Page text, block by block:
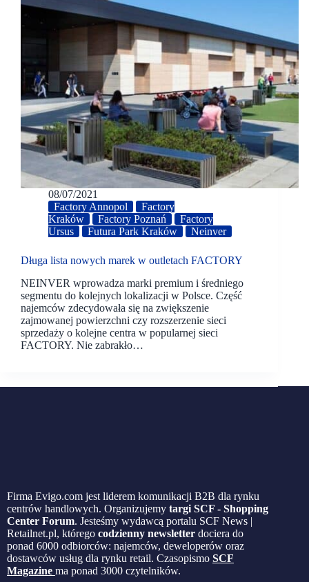
08/07/2021
Factory Annopol
Factory
Kraków
Factory Poznań
Factory
Ursus
Futura Park Kraków Neinver
Długa lista nowych marek w outletach FACTORY
NEINVER wprowadza marki premium i średniego
segmentu do kolejnych lokalizacji w Polsce. Część
najemców zdecydowała się na zwiększenie
zajmowanej powierzchni czy rozszerzenie sieci
sprzedaży o kolejne centra w popularnej sieci
FACTORY. Nie zabrakło…
Firma Evigo.com jest liderem komunikacji B2B dla rynku
centrów handlowych. Organizujemy targi SCF - Shopping
Center Forum. Jesteśmy wydawcą portalu SCF News |
Retailnet.pl, którego codzienny newsletter dociera do
ponad 6000 odbiorców: najemców, deweloperów oraz
dostawców usług dla rynku retail. Czasopismo SCF
Magazine ma ponad 3000 czytelników.